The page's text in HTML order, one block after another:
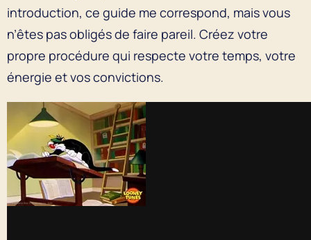
introduction, ce guide me correspond, mais vous
n’êtes pas obligés de faire pareil. Créez votre
propre procédure qui respecte votre temps, votre
énergie et vos convictions.